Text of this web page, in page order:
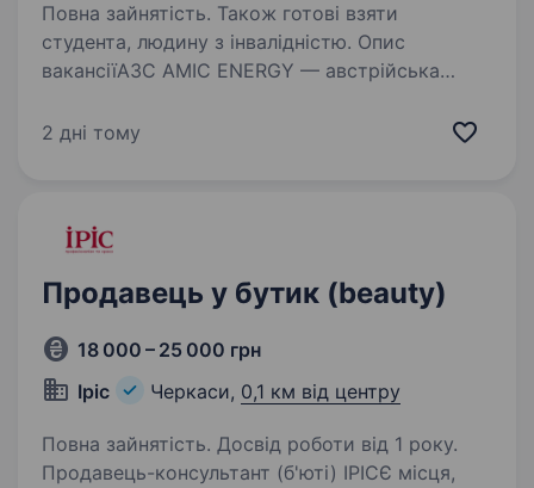
Повна зайнятість. Також готові взяти
студента, людину з інвалідністю. Опис
вакансіїАЗС AMIC ENERGY — австрійська
у всіх сферах власного бізнесу.В Україні
2 дні тому
Продавець у бутик (beauty)
18 000 – 25 000 грн
Іріс
Черкаси, 0,1 км від центру
Повна зайнятість. Досвід роботи від 1 року.
Продавець-консультант (б'юті) ІРІСЄ місця,